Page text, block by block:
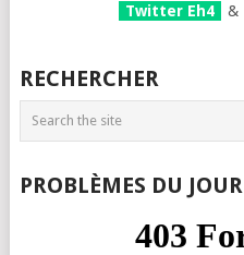
Twitter Eh4 &
RECHERCHER
PROBLÈMES DU JOUR